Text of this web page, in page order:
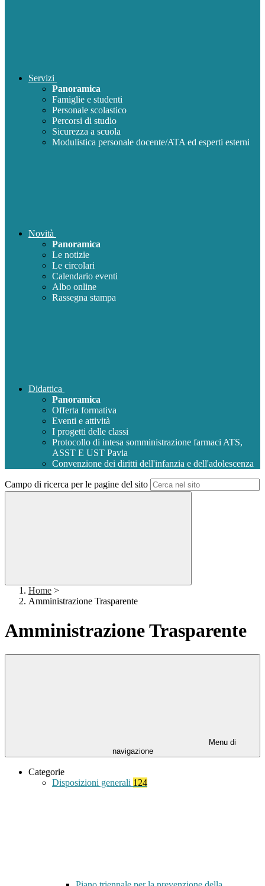
Servizi
Panoramica
Famiglie e studenti
Personale scolastico
Percorsi di studio
Sicurezza a scuola
Modulistica personale docente/ATA ed esperti esterni
Novità
Panoramica
Le notizie
Le circolari
Calendario eventi
Albo online
Rassegna stampa
Didattica
Panoramica
Offerta formativa
Eventi e attività
I progetti delle classi
Protocollo di intesa somministrazione farmaci ATS,
ASST E UST Pavia
Convenzione dei diritti dell'infanzia e dell'adolescenza
Campo di ricerca per le pagine del sito
Home >
Amministrazione Trasparente
Amministrazione Trasparente
Menu di
navigazione
Categorie
Disposizioni generali 124